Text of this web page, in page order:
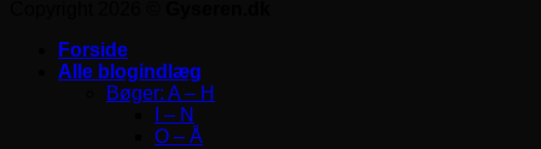
Forside
Alle blogindlæg
Bøger: A – H
I – N
O – Å